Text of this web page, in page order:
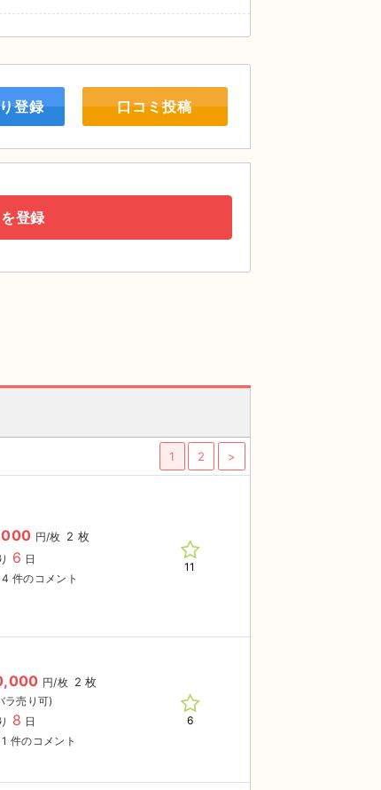
登録 口コミ投稿
登録
1 2 >
円/枚 2 枚
6 日
4 件のコメント
11
円/枚 2 枚
8 日
1 件のコメント
6